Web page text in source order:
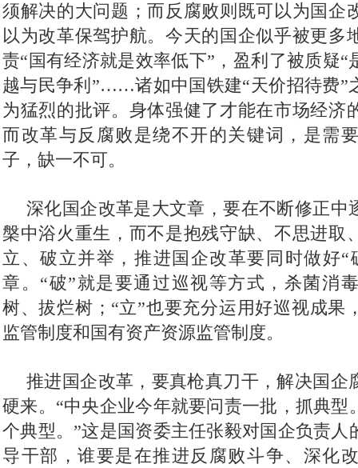
须解决的大问题；而反腐败则既可以为国企
以为改革保驾护航。今天的国企似乎被更多
责“国有经济就是效率低下”，盈利了被质疑“
越与民争利”……诸如中国铁建“天价招待费”
为猛烈的批评。身体强健了才能在市场经济
而改革与反腐败是绕不开的关键词，是需
子，缺一不可。
深化国企改革是大文章，要在不断修正中
槃中浴火重生，而不是抱残守缺、不思进取
立、破立并举，推进国企改革要同时做好“
章。“破”就是要通过巡视等方式，杀菌消
树、拔烂树；“立”也要充分运用好巡视成果
监管制度和国有资产资源监管制度。
推进国企改革，要真枪真刀干，解决国企
硬来。“中央企业今年就要问责一批，抓典型
个典型。”这是国资委主任张毅对国企负责人
导干部，谁要是在推进反腐败斗争、深化